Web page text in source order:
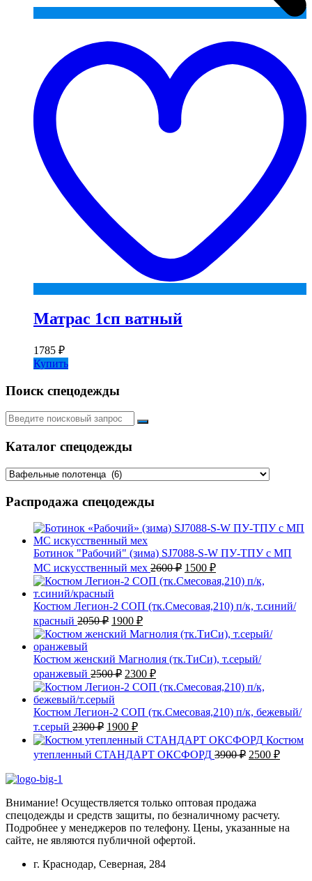
Матрас 1сп ватный
1785 ₽
Купить
Поиск спецодежды
Искать:
Каталог спецодежды
Распродажа спецодежды
Ботинок "Рабочий" (зима) SJ7088-S-W ПУ-ТПУ с МП
МС искусственный мех 2600₽ Первоначальная
цена
составляла
2600 ₽.
1500 ₽Текущая
цена:
Костюм Легион-2 СОП (тк.Смесовая,210) п/к, т.синий/
красный 2050₽ Первоначальная
цена
составляла
2050 ₽.
1900 ₽Текущая
цена:
Костюм женский Магнолия (тк.ТиСи), т.серый/
оранжевый 2500₽ Первоначальная
цена
составляла
2500 ₽.
2300 ₽Текущая
цена:
Костюм Легион-2 СОП (тк.Смесовая,210) п/к, бежевый/
т.серый 2300₽ Первоначальная
цена
составляла
2300 ₽.
1900 ₽Текущая
цена:
1900 ₽.
Костюм
утепленный СТАНДАРТ ОКСФОРД 3900₽ 2500 ₽
Внимание! Осуществляется только оптовая продажа
спецодежды и средств защиты, по безналичному расчету.
Подробнее у менеджеров по телефону. Цены, указанные на
сайте, не являются публичной офертой.
г. Краснодар, Северная, 284